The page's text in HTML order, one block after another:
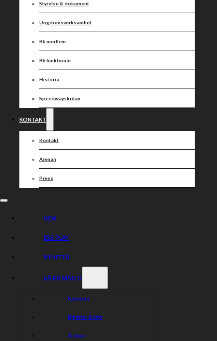
Styrelse & dokument
Ungdomsverksamhet
Bli medlem
Bli funktionär
Historia
Speedwayskolan
KONTAKT
Kontakt
Arenan
Press
HEM
ESS PLAY
NYHETER
GÅ PÅ MATCH
Kalender
Biljetter & info
Årskort
Det var upplagt för speedwayfest när 3 612
att bevittna den första av två kvartsfinaler, och